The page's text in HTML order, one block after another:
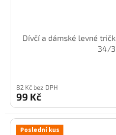
Dívčí a dámské levné
34/
82 Kč bez DPH
99 Kč
Poslední kus